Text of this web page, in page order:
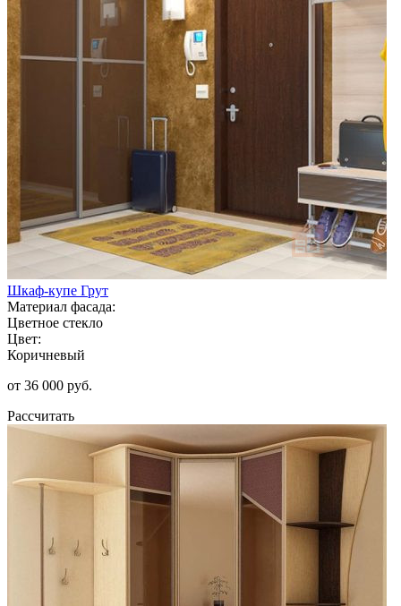
Шкаф-купе Грут
Материал фасада:
Цветное стекло
Цвет:
Коричневый
от 36 000 руб.
Рассчитать